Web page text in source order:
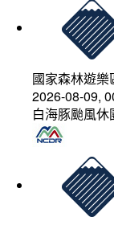
國家森林遊樂
2026-08-09,
白海豚颱風